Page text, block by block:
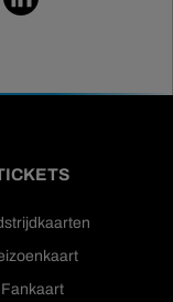
Fankaart